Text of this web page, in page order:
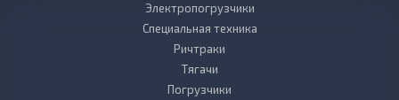
Электропогрузчики
Специальная техника
Ричтраки
Тягачи
Погрузчики